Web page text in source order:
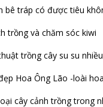
bê tráp có được tiêu
trồng và chăm sóc kiwi
trồng cây su su
Hoa Ông Lão -loài
cây cảnh trồng trong